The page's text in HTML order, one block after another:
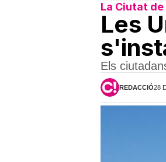
La Ciutat
Les
Els
REDACCIÓ28